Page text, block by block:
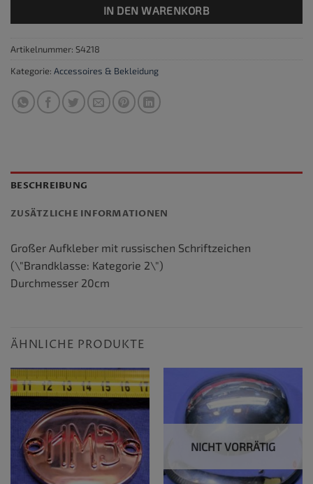
IN DEN WARENKORB
Artikelnummer: S4218
Kategorie: Accessoires & Bekleidung
BESCHREIBUNG
ZUSÄTZLICHE INFORMATIONEN
Großer Aufkleber mit russischen Schriftzeichen
(\"Brandklasse: Kategorie 2\")
Durchmesser 20cm
ÄHNLICHE PRODUKTE
NICHT VORRÄTIG